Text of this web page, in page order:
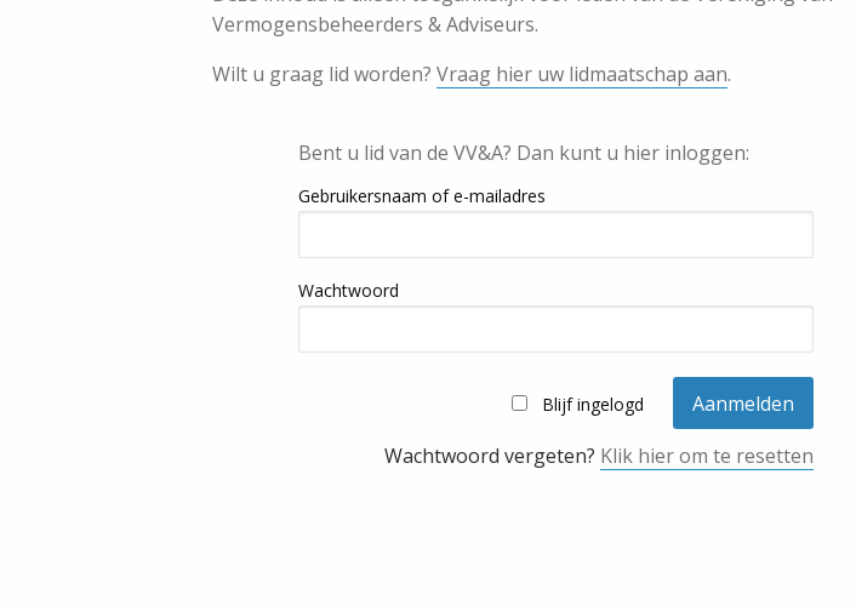
Vermogensbeheerders & Adviseurs.
Wilt u graag lid worden? Vraag hier uw lidmaatschap aan.
Bent u lid van de VV&A? Dan kunt u hier inloggen:
Gebruikersnaam of e-mailadres
Wachtwoord
Blijf ingelogd
Wachtwoord vergeten? Klik hier om te resetten